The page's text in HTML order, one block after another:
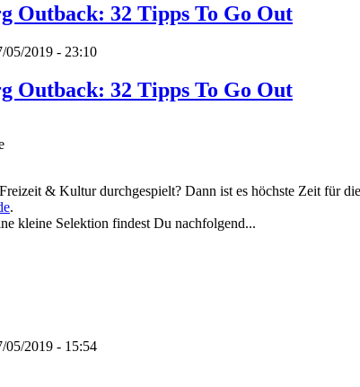
Outback: 32 Tipps To Go Out
05/2019 - 23:10
Outback: 32 Tipps To Go Out
& Kultur durchgespielt? Dann ist es höchste Zeit für
.
kleine Selektion findest Du nachfolgend...
05/2019 - 15:54